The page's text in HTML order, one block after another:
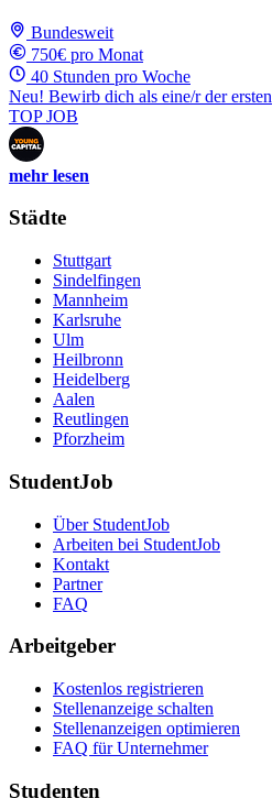
Bundesweit
750€ pro Monat
40 Stunden pro Woche
Neu! Bewirb dich als eine/r der ersten
TOP JOB
mehr lesen
Städte
Stuttgart
Sindelfingen
Mannheim
Karlsruhe
Ulm
Heilbronn
Heidelberg
Aalen
Reutlingen
Pforzheim
StudentJob
Über StudentJob
Arbeiten bei StudentJob
Kontakt
Partner
FAQ
Arbeitgeber
Kostenlos registrieren
Stellenanzeige schalten
Stellenanzeigen optimieren
FAQ für Unternehmer
Studenten